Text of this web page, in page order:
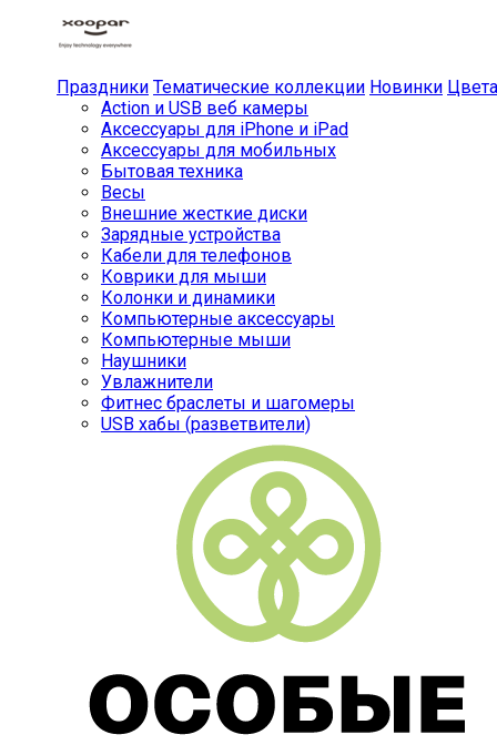
Праздники Тематические коллекции Новинки Цвета
Action и USB веб камеры
Аксессуары для iPhone и iPad
Аксессуары для мобильных
Бытовая техника
Весы
Внешние жесткие диски
Зарядные устройства
Кабели для телефонов
Коврики для мыши
Колонки и динамики
Компьютерные аксессуары
Компьютерные мыши
Наушники
Увлажнители
Фитнес браслеты и шагомеры
USB хабы (разветвители)